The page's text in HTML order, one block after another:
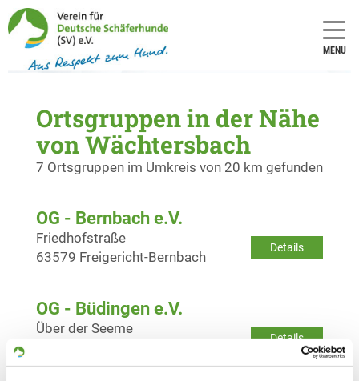
MENU
Ortsgruppen in der Nähe
von Wächtersbach
7 Ortsgruppen im Umkreis von 20 km gefunden
OG - Bernbach e.V.
Details
Friedhofstraße
63579 Freigericht-Bernbach
OG - Büdingen e.V.
Details
Über der Seeme